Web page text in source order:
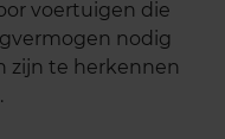
voertuigen die
nodig
zijn te herkennen